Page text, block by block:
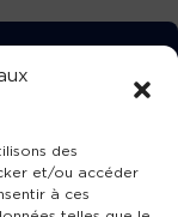
des
et/ou accéder
à ces
!